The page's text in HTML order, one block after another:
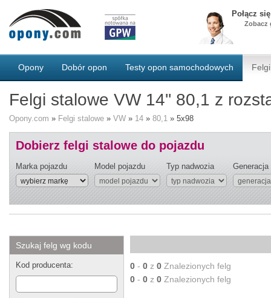
Połącz
Zobacz
Opony Dobór opon Testy opon samochodowych
Felgi stalowe VW 14'' 80,1 z
Opony.com » Felgi stalowe » VW » 14 » 80,1 » 5x98
Dobierz felgi stalowe do pojazdu
Marka pojazdu Model pojazdu Typ nadwozia Generacja
Szukaj felg wg kodu
Kod producenta: 0 - 0 z 0 Znalezionych felg
0 - 0 z 0 Znalezionych felg